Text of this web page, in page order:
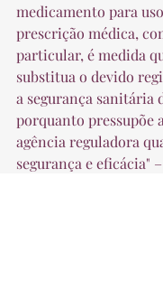
medicamento para
prescrição médica,
particular, é medida
substitua o devido
a segurança sanitária
porquanto pressupõe
agência reguladora
segurança e eficácia"